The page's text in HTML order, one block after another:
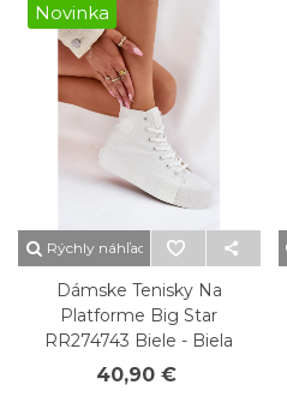
Novinka
Rýchly náhľad
Dámske Tenisky Na
Platforme Big Star
RR274743 Biele - Biela
40,90 €